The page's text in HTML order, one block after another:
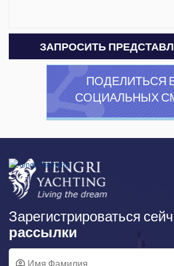
ЗАПРОСИТЬ
ПОДЕЛИТЬСЯ
СОЦИАЛЬНЫХ
Зарегистрироваться
рассылки